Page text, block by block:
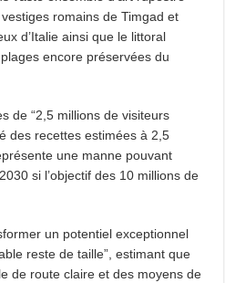
romains de Timgad et
d’Italie ainsi que le littoral
encore préservées du
de “2,5 millions de visiteurs
des recettes estimées à 2,5
une manne pouvant
si l’objectif des 10 millions de
un potentiel exceptionnel
reste de taille”, estimant que
de route claire et des moyens de